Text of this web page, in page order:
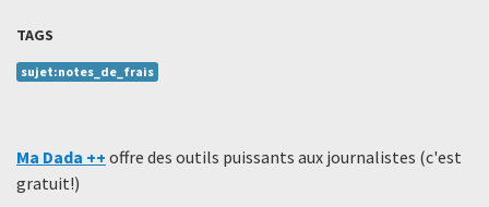
TAGS
sujet:notes_de_frais
Ma Dada ++ offre des outils puissants aux journalistes (c'est
gratuit!)